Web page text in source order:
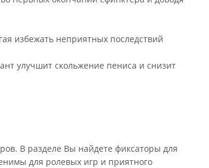
избежать неприятных последствий
улучшит скольжение пениса и снизит
В разделе Вы найдете фиксаторы для
для ролевых игр и приятного